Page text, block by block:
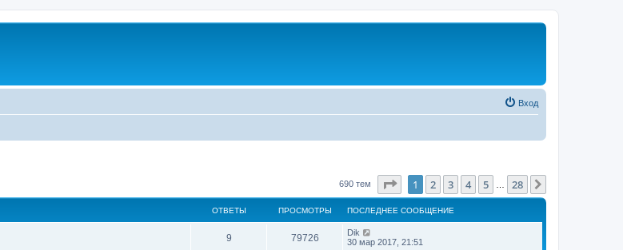
Вход
690 тем Страница1 из 28
1 2 3 4 5 28
ОТВЕТЫ ПРОСМОТРЫ ПОСЛЕДНЕЕ СООБЩЕНИЕ
9 79726
Dik
30 мар 2017, 21:51